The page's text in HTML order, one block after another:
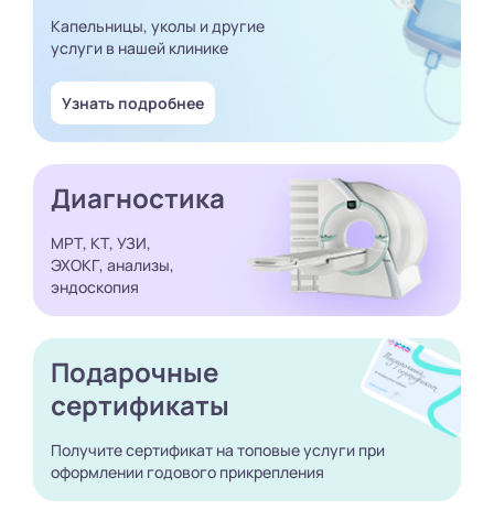
Капельницы, уколы и другие
услуги в нашей клинике
Узнать подробнее
Диагностика
МРТ, КТ, УЗИ,
ЭХОКГ, анализы,
эндоскопия
Подарочные
сертификаты
Получите сертификат на топовые услуги при
оформлении годового прикрепления